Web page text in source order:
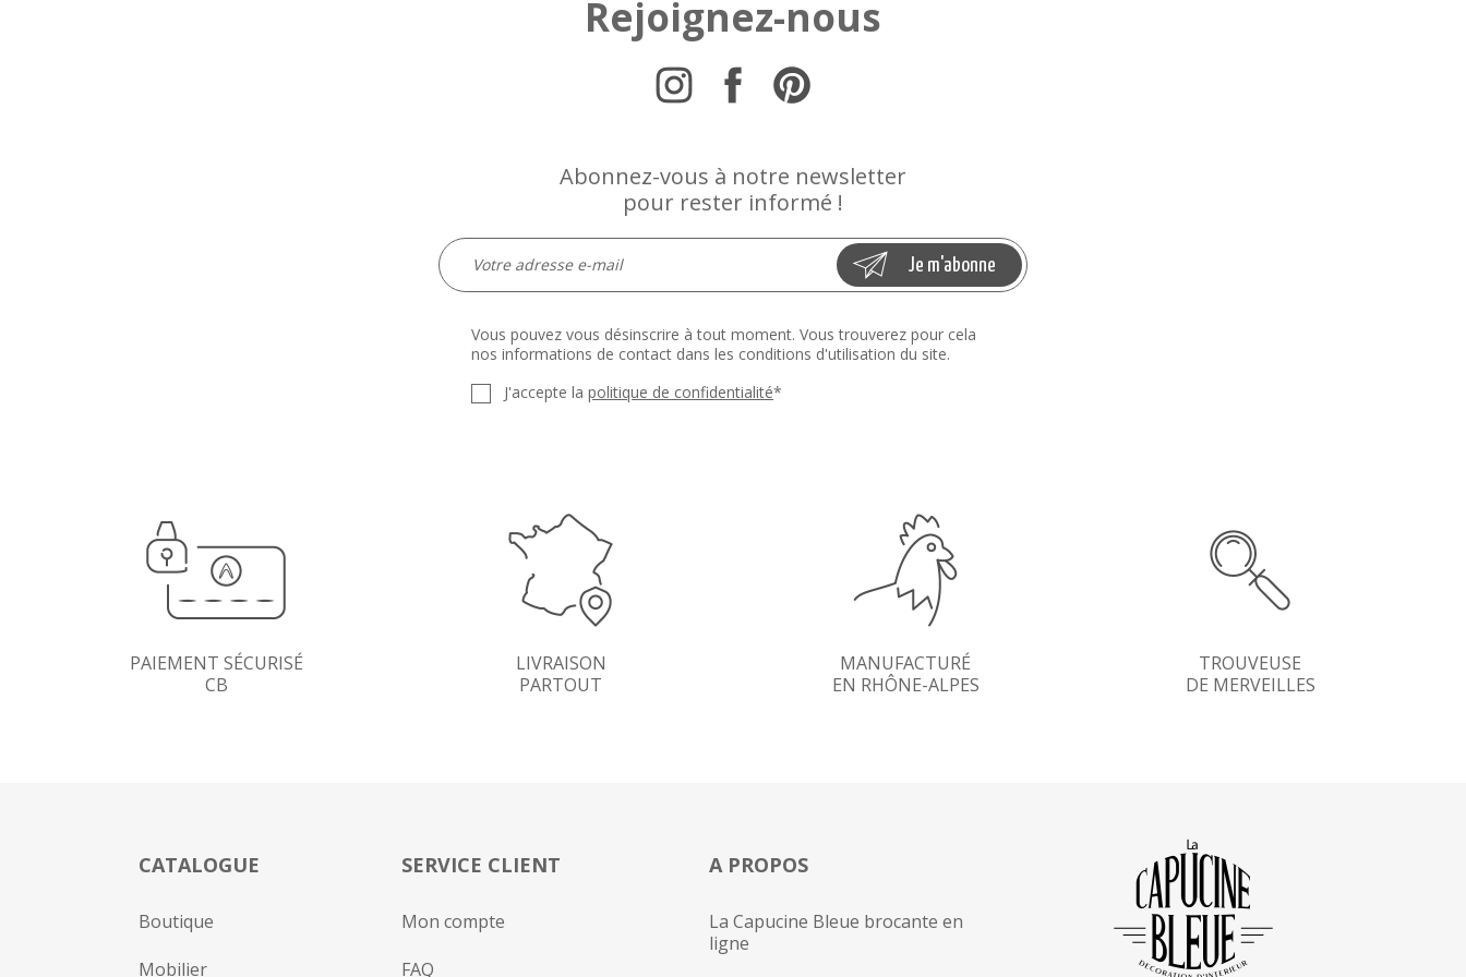
Rejoignez-nous
Abonnez-vous à notre newsletter
pour rester informé !
Vous pouvez vous désinscrire à tout moment. Vous trouverez pour cela
nos informations de contact dans les conditions d'utilisation du site.
J'accepte la politique de confidentialité*
PAIEMENT SÉCURISÉ
CB
LIVRAISON
PARTOUT
MANUFACTURÉ
EN RHÔNE-ALPES
TROUVEUSE
DE MERVEILLES
CATALOGUE
Mobilier
Boutique
SERVICE CLIENT
FAQ
Mon compte
A PROPOS
La Capucine Bleue brocante en
ligne